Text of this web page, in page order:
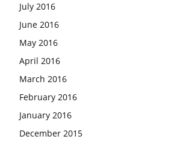
July 2016
June 2016
May 2016
April 2016
March 2016
February 2016
January 2016
December 2015